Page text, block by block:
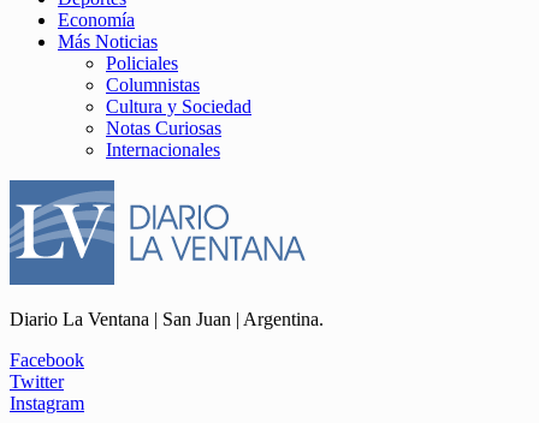
Economía
Más Noticias
Policiales
Columnistas
Cultura y Sociedad
Notas Curiosas
Internacionales
Diario La Ventana | San Juan | Argentina.
Facebook
Twitter
Instagram